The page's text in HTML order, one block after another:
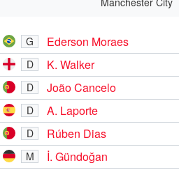
G
Ederson Moraes
D
K. Walker
D
João Cancelo
D
A. Laporte
D
Rúben Dias
M İ. Gündoğan